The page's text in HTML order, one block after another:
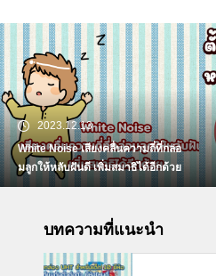
2023.12.13
White Noise เสียงคลื่นความถี่ที่กล่อ
มลูกให้หลับฝันดี เพิ่มสมาธิได้อีกด้วย
บทความที่แนะนำ